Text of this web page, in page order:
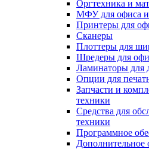
Оргтехника и
МФУ для офиса и
Принтеры для
Сканеры
Плоттеры для
Шредеры для
Ламинаторы для
Опции для
Запчасти и
техники
Средства для
техники
Программное
Дополнительное